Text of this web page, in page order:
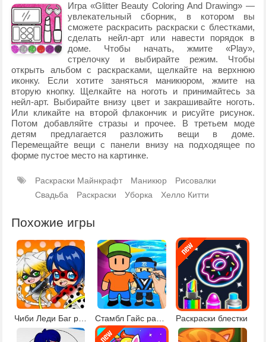
Игра «Glitter Beauty Coloring And Drawing» —
увлекательный сборник, в котором вы
сможете раскрасить раскраски с блестками,
сделать нейл-арт или навести порядок в
доме. Чтобы начать, жмите «Play»,
стрелочку и выбирайте режим. Чтобы
открыть альбом с раскрасками, щелкайте на верхнюю
иконку. Если хотите заняться маникюром, жмите на
вторую кнопку. Щелкайте на ноготь и принимайтесь за
нейл-арт. Выбирайте внизу цвет и закрашивайте ноготь.
Или кликайте на второй флакончик и рисуйте рисунок.
Потом добавляйте стразы и прочее. В третьем моде
детям предлагается разложить вещи в доме.
Перемещайте вещи с панели внизу на подходящее по
форме пустое место на картинке.
Раскраски Майнкрафт Маникюр
Рисовалки
Свадьба
Раскраски Уборка Хелло Китти
Похожие игры
Чиби Леди Баг раскраска Раскраски блестки